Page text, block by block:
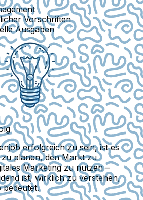
Vorschriften
Ausgaben
erfolgreich zu sein, ist es
planen, den Markt zu
Marketing zu nutzen –
ist, wirklich zu verstehen,
bedeutet.